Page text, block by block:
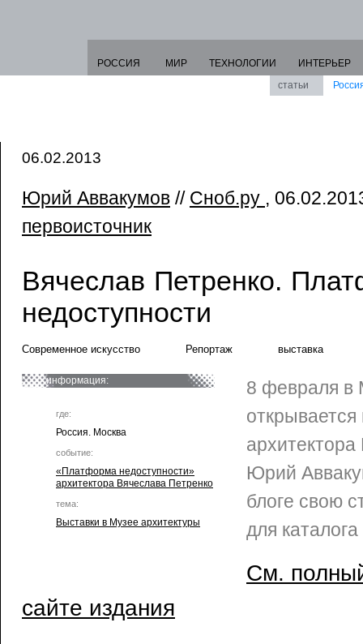
РОССИЯ МИР ТЕХНОЛОГИИ
ИНТЕРЬЕР
статьи
06.02.2013
Юрий Аввакумов // Сноб.ру ,
первоисточник
Вячеслав Петренко.
недоступности
Современное искусство Репортаж выставка
информация:
где:
Россия. Москва
событие:
«Платформа недоступности»
архитектора Вячеслава Петренко
тема:
Выставки в Музее архитектуры
8 февраля в
открывается
Юрий
блоге свою
для
См.
сайте издания